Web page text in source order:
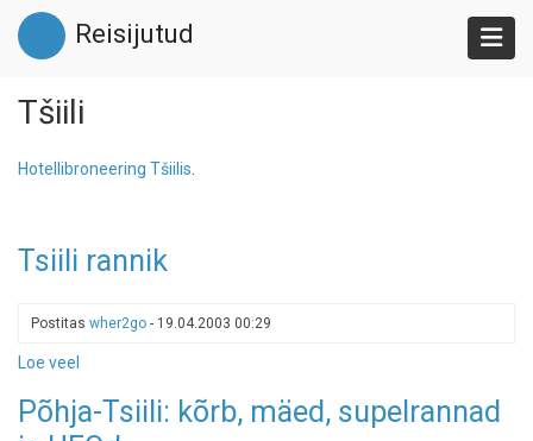
Liigu
edasi
põhisisu
Reisijutud
Tšiili
Hotellibroneering Tšiilis
Tsiili rannik
Postitas wher2go - 19.04.2003 00:29
Loe veel
rannik
Põhja-Tsiili: kõrb, mäed, supelrannad